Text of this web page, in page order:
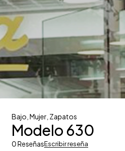
Bajo ,Mujer Zapatos
Modelo 630
0 ReseñasEscribir reseña